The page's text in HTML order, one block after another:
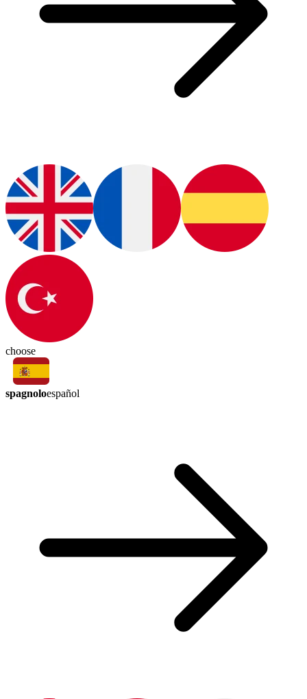
choose
spagnoloespañol